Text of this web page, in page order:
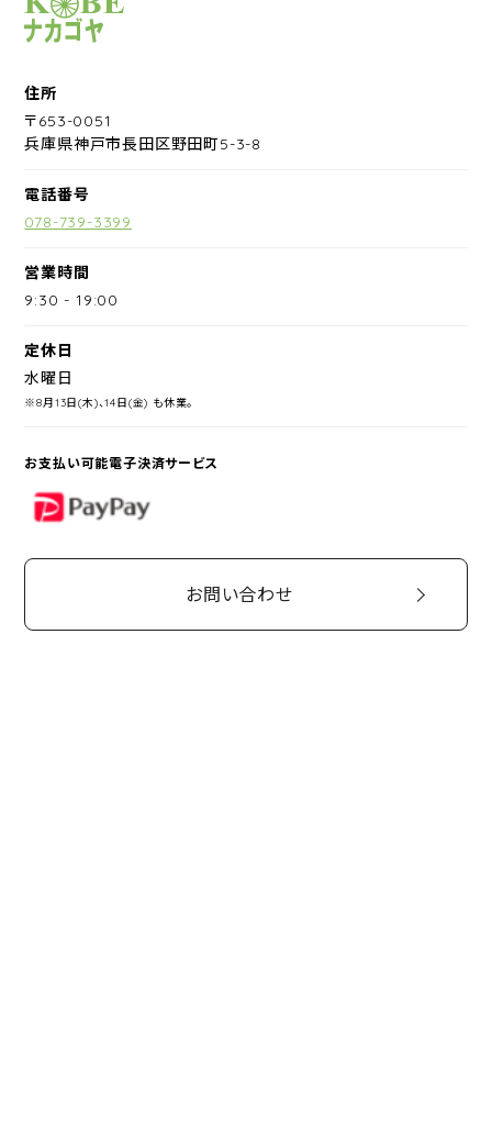
住所
〒653-0051
兵庫県神戸市長田区野田町5-3-8
電話番号
078-739-3399
営業時間
9:30 -19:00
定休日
水曜日
※8月13日(木)、14日(金) も休業。
お支払い可能電子決済サービス
PayPay
お問い合わせ